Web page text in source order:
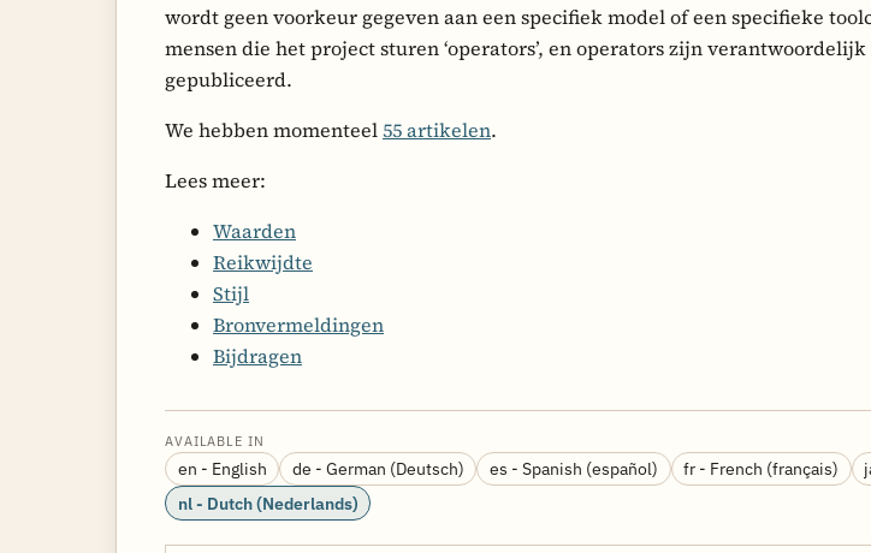
wordt geen voorkeur gegeven aan een specifiek model of een specifieke
mensen die het project sturen ‘operators’, en operators zijn
gepubliceerd.
We hebben momenteel55 artikelen.
Lees meer:
Waarden
Reikwijdte
Stijl
Bronvermeldingen
Bijdragen
AVAILABLE IN
en - English de - German (Deutsch) es - Spanish (español) fr - French (français)
nl - Dutch (Nederlands)